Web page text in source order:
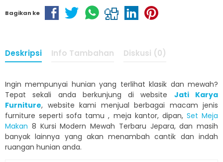
Bagikan ke
Deskripsi Info Tambahan Diskusi (0)
Ingin mempunyai hunian yang terlihat klasik dan mewah?
Tepat sekali anda berkunjung di website Jati Karya
Furniture, website kami menjual berbagai macam jenis
furniture seperti sofa tamu , meja kantor, dipan, Set Meja
Makan 8 Kursi Modern Mewah Terbaru Jepara, dan masih
banyak lainnya yang akan menambah cantik dan indah
ruangan hunian anda.